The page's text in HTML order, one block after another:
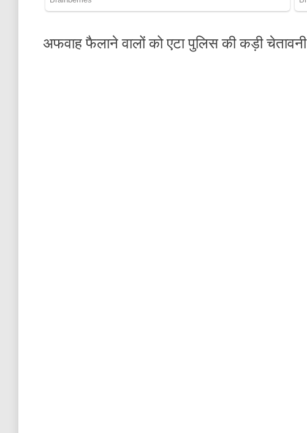
अफवाह फैलाने वालों को एटा पुलिस की कड़ी चेतावनी